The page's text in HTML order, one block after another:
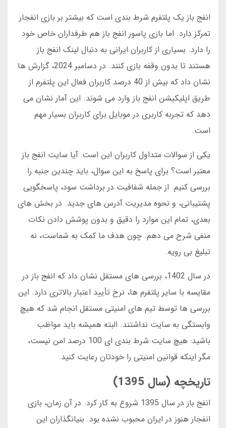
انفج باز یک پلتفرم شرط بندی است که بیشتر بر بازی انفجار
تمرکز دارد. اما بازی پاسور انفج باز هم طرفداران خاص خود
را دارد. بسیاری از کاربران ایرانی به دنبال لینک انفج باز
هستند تا بدون وقفه بازی کنند. در دسامبر 2024، گزارش ها
نشان داد که بیش از 40 درصد کاربران فعال این پلتفرم از
طریق اپلیکیشن انفج باز وارد می شوند. این آمار نشان می
دهد که تجربه کاربری در موبایل برای کاربران بسیار مهم
است.
یکی از سوالات متداول کاربران این است: آیا سایت انفج باز
معتبر است؟ برای پاسخ به این سوال، باید چندین جنبه را
بررسی کنیم. از جمله شفافیت در برداشت سود، پاسخگویی
پشتیبانی، و نحوه مدیریت آدرس های جدید. در بخش های
بعدی، تمام این موارد را دقیق و بدون پوشش دادن نکات
منفی شرح می دهم. چون هدف ما کمک به شماست، نه
تبلیغ بی رویه.
در سال 1402، بررسی های مستقل نشان داد که انفج باز در
مقایسه با سایر پلتفرم ها، نرخ تأیید اعتبار بالاتری دارد. این
بررسی ها توسط تیم های امنیتی مستقل انجام شد که هیچ
وابستگی به سایت نداشتند. البته همیشه باید مواظب
باشید: هیچ سایت شرط بندی ای 100 درصد امن نیست،
مگر اینکه قوانین امنیتی را خودتان رعایت کنید.
تاریخچه (سال 1395)
انفج باز در سال 1395 شروع به کار کرد. در آن زمان، بازی
انفجار هنوز در ایران محبوب نشده بود. بنیانگذاران این